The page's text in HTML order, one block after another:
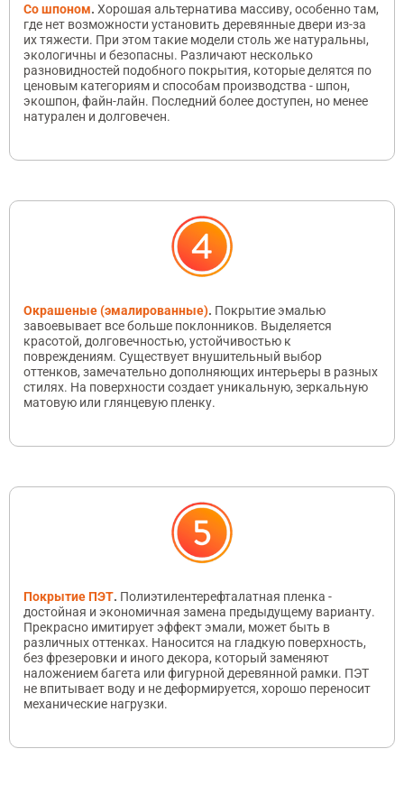
Со шпоном. Хорошая альтернатива массиву, особенно там,
где нет возможности установить деревянные двери из-за
их тяжести. При этом такие модели столь же натуральны,
экологичны и безопасны. Различают несколько
разновидностей подобного покрытия, которые делятся по
ценовым категориям и способам производства - шпон,
экошпон, файн-лайн. Последний более доступен, но менее
натурален и долговечен.
Окрашеные (эмалированные). Покрытие эмалью
завоевывает все больше поклонников. Выделяется
красотой, долговечностью, устойчивостью к
повреждениям. Существует внушительный выбор
оттенков, замечательно дополняющих интерьеры в разных
стилях. На поверхности создает уникальную, зеркальную
матовую или глянцевую пленку.
Покрытие ПЭТ. Полиэтилентерефталатная пленка -
достойная и экономичная замена предыдущему варианту.
Прекрасно имитирует эффект эмали, может быть в
различных оттенках. Наносится на гладкую поверхность,
без фрезеровки и иного декора, который заменяют
наложением багета или фигурной деревянной рамки. ПЭТ
не впитывает воду и не деформируется, хорошо переносит
механические нагрузки.